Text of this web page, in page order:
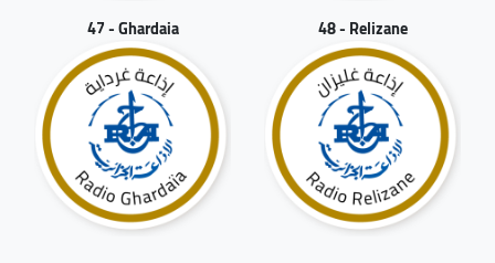
47 - Ghardaia 48 - Relizane